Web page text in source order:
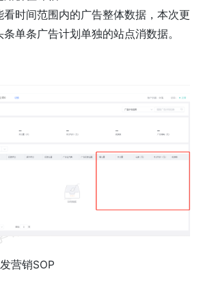
时间范围内的广告整体数据，本次更
单条广告计划单独的站点消数据。
营销SOP